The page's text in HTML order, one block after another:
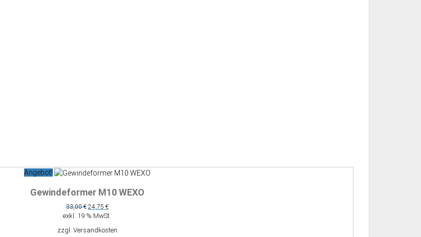
Angebot!
Gewindeformer M10 WEXO
33,00€ Ursprünglicher
Preis
33,00 €
24,75 €Aktueller
Preis
24,75 €.
exkl. 19 % MwSt.
zzgl. Versandkosten